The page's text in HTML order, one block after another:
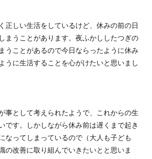
正しい生活をしているけど、休みの前の日
まうことがあります。夜ふかししたつぎの
うことがあるので今日ならったように休み
うに生活することを心がけたいと思いまし
事として考えられたようで、これからの生
です。しかしながら休み前は遅くまで起き
なってしまっているので（大人も子ども
の改善に取り組んでいきたいとと思いま